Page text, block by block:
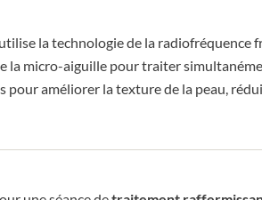
la technologie de la radiofréquence
micro-aiguille pour traiter
améliorer la texture de la peau,